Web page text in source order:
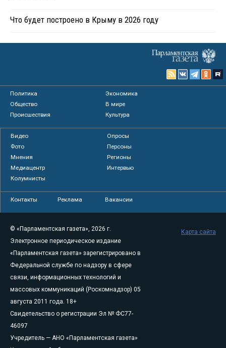
Что будет построено в Крыму в 2026 году
Политика
Экономика
Общество
В мире
Происшествия
Культура
Видео
Опросы
Фото
Персоны
Мнения
Регионы
Медиацентр
Интервью
Колумнисты
Контакты Реклама Вакансии
© «Парламентская газета», 2026 г.
Электронное периодическое издание
«Парламентская газета» зарегистрировано в
Федеральной службе по надзору в сфере
связи, информационных технологий и
массовых коммуникаций (Роскомнадзор) 05
августа 2011 года. 18+
Свидетельство о регистрации Эл № ФС77-
46097
Учредитель — АНО «Парламентская газета»
Карта сайта